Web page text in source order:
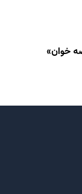
خوان»